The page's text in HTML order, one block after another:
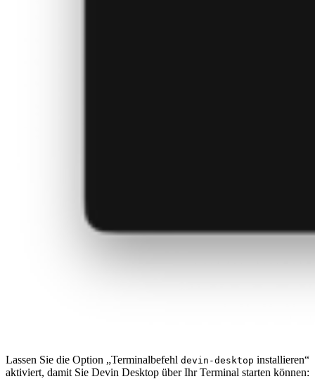
Lassen Sie die Option „Terminalbefehl devin-desktop installieren“
aktiviert, damit Sie Devin Desktop über Ihr Terminal starten können: